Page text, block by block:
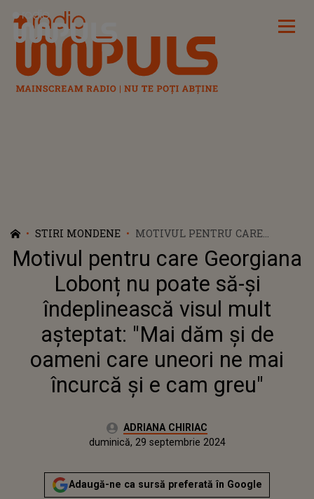
Radio Impuls
STIRI MONDENE
MOTIVUL PENTRU CARE
GEORGIANA LOBONȚ NU POATE
SĂ-ȘI ÎNDEPLINEASCĂ VISUL
MULT AŞTEPTAT: "MAI DĂM ȘI
DE OAMENI CARE UNEORI NE
MAI ÎNCURCĂ ȘI E CAM GREU"
Motivul pentru care Georgiana
Lobonț nu poate să-și
îndeplinească visul mult
aşteptat: "Mai dăm și de
oameni care uneori ne mai
încurcă și e cam greu"
Autor:ADRIANA CHIRIAC
duminică, 29 septembrie 2024
Actualizat:
duminică, 29 septembrie 2024
Adaugă-ne ca sursă preferată în Google